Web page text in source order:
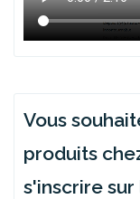
Vous
produits
s'inscrire sur